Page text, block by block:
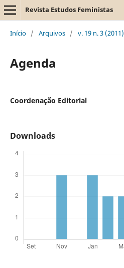
Revista Estudos Feministas
Início / Arquivos / v. 19 n. 3 (2011)
Agenda
Coordenação Editorial
Downloads